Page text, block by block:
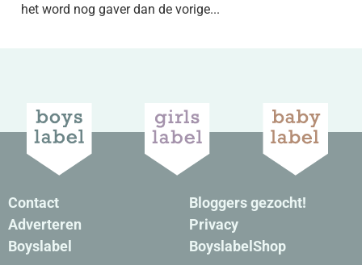
het word nog gaver dan de vorige...
Contact
Adverteren
Boyslabel
Bloggers gezocht!
Privacy
BoyslabelShop